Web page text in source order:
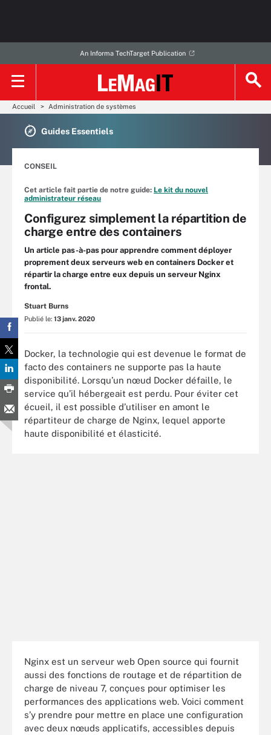
An Informa TechTarget Publication
Accueil Administration de systèmes
Guides Essentiels
CONSEIL
Cet article fait partie de notre guide: Le kit du nouvel
administrateur réseau
Configurez simplement la répartition de
charge entre des containers
Un article pas-à-pas pour apprendre comment déployer
proprement deux serveurs web en containers Docker et
répartir la charge entre eux depuis un serveur Nginx
frontal.
Stuart Burns
Publié le: 13 janv. 2020
Docker, la technologie qui est devenue le format de
facto des containers ne supporte pas la haute
disponibilité. Lorsqu’un nœud Docker défaille, le
service qu’il hébergeait est perdu. Pour éviter cet
écueil, il est possible d’utiliser en amont le
répartiteur de charge de Nginx, lequel apporte
haute disponibilité et élasticité.
Nginx est un serveur web Open source qui fournit
aussi des fonctions de routage et de répartition de
charge de niveau 7, conçues pour optimiser les
performances des applications web. Voici comment
s’y prendre pour mettre en place une configuration
avec deux nœuds applicatifs, accessibles depuis